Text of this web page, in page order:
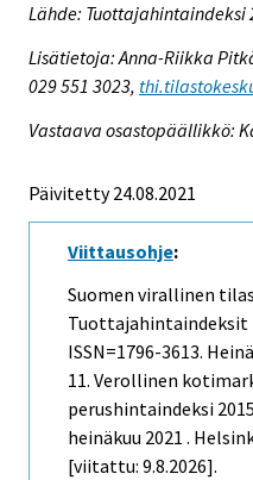
Lähde: Tuottajahintaindeksi
Lisätietoja: Anna-Riikka
029 551 3023,
Vastaava osastopäällikkö:
Päivitetty 24.08.2021
Viittausohje:
Suomen virallinen
Tuottajahintaindeksit
ISSN=1796-3613.
11. Verollinen
perushintaindeksi
heinäkuu 2021 .
[viitattu: 9.8.2026].